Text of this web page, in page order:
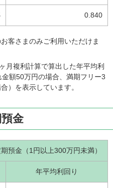
0.840
客さまのみご利用いただけま
月複利計算で算出した年平均利
額50万円の場合、満期フリー3
）を表示しています。
金
預金（1円以上300万円未満）
年平均利回り